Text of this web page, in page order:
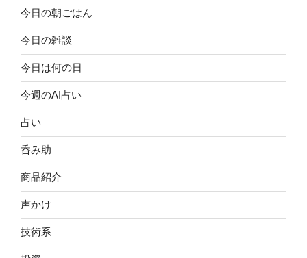
今日の朝ごはん
今日の雑談
今日は何の日
今週のAI占い
占い
呑み助
商品紹介
声かけ
技術系